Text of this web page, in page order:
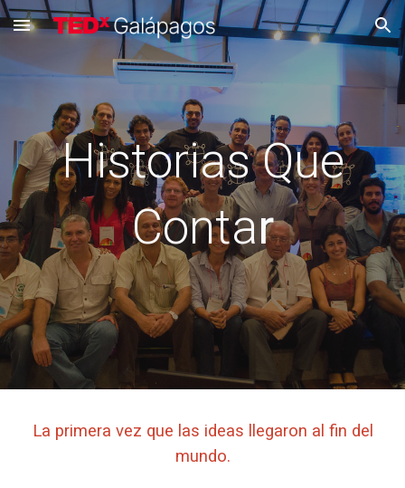
Skip to main content Skip to navigation
Historias Que
Contar
La primera vez que las ideas llegaron al fin del
mundo.